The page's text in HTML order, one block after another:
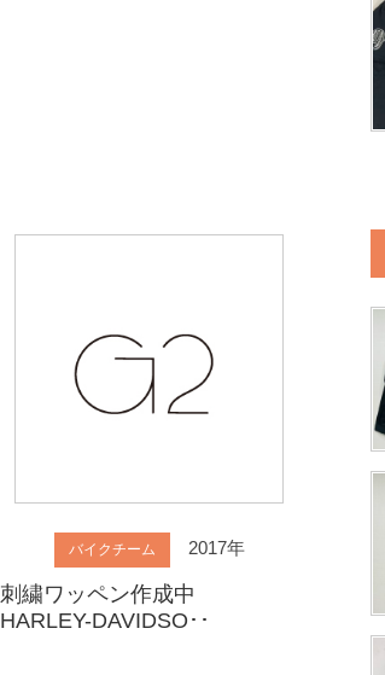
バイクチーム 2017年
刺繍ワッペン作成中
HARLEY-DAVIDSO･･